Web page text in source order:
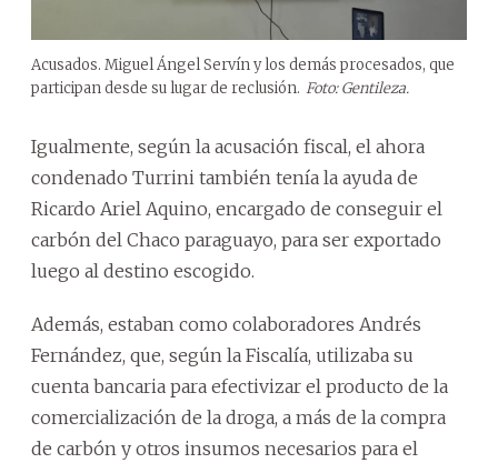
Acusados. Miguel Ángel Servín y los demás procesados, que
participan desde su lugar de reclusión. Foto: Gentileza.
Igualmente, según la acusación fiscal, el ahora
condenado Turrini también tenía la ayuda de
Ricardo Ariel Aquino, encargado de conseguir el
carbón del Chaco paraguayo, para ser exportado
luego al destino escogido.
Además, estaban como colaboradores Andrés
Fernández, que, según la Fiscalía, utilizaba su
cuenta bancaria para efectivizar el producto de la
comercialización de la droga, a más de la compra
de carbón y otros insumos necesarios para el